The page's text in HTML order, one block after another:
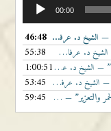
00:00
— الشيخ د. عرفات بن حسن المحمدي
46:48
د. عرفات بن حسن المحمدي
55:38
— الشيخ د. عرفات بن حسن المحمدي
1:00:51
— الشيخ د. عرفات بن حسن المحمدي
53:45
— الشيخ د. عرفات بن حسن المحمدي 59:45